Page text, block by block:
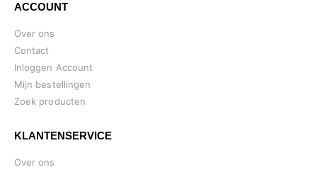
ACCOUNT
Over ons
Contact
Inloggen Account
Mijn bestellingen
Zoek producten
KLANTENSERVICE
Over ons